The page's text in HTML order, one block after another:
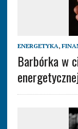
ENERGETYKA,
Barbórka w